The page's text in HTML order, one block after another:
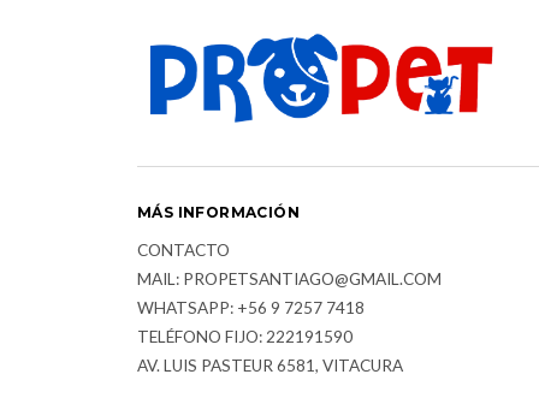
MÁS INFORMACIÓN
CONTACTO
MAIL: PROPETSANTIAGO@GMAIL.COM
WHATSAPP: +56 9 7257 7418
TELÉFONO FIJO: 222191590
AV. LUIS PASTEUR 6581, VITACURA